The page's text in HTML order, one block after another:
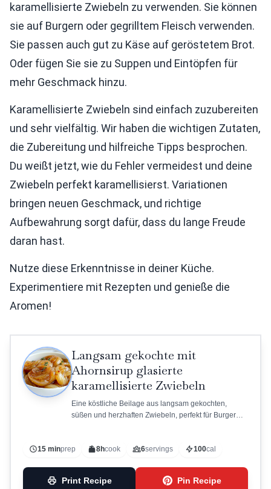
karamellisierte Zwiebeln zu verwenden. Sie können
sie auf Burgern oder gegrilltem Fleisch verwenden.
Sie passen auch gut zu Käse auf geröstetem Brot.
Oder fügen Sie sie zu Suppen und Eintöpfen für
mehr Geschmack hinzu.
Karamellisierte Zwiebeln sind einfach zuzubereiten
und sehr vielfältig. Wir haben die wichtigen Zutaten,
die Zubereitung und hilfreiche Tipps besprochen.
Du weißt jetzt, wie du Fehler vermeidest und deine
Zwiebeln perfekt karamellisierst. Variationen
bringen neuen Geschmack, und richtige
Aufbewahrung sorgt dafür, dass du lange Freude
daran hast.
Nutze diese Erkenntnisse in deiner Küche.
Experimentiere mit Rezepten und genieße die
Aromen!
Langsam gekochte mit
Ahornsirup glasierte
karamellisierte Zwiebeln
Eine köstliche Beilage aus langsam gekochten,
süßen und herzhaften Zwiebeln, perfekt für Burger
15 minprep 8hcook 6servings 100cal
Print Recipe Pin Recipe